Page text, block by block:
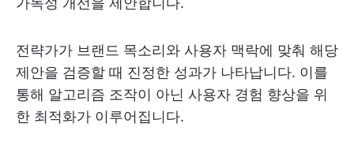
전략가가 브랜드 목소리와 사용자 맥락에 맞춰 해당
제안을 검증할 때 진정한 성과가 나타납니다. 이를
통해 알고리즘 조작이 아닌 사용자 경험 향상을 위
한 최적화가 이루어집니다.